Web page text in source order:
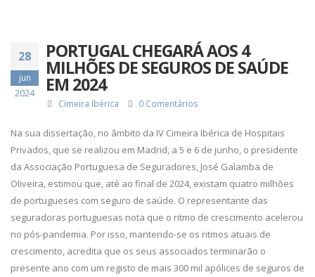
28
jun
2024
PORTUGAL CHEGARÁ AOS 4
MILHÕES DE SEGUROS DE SAÚDE
EM 2024
Cimeira Ibérica 0 Comentários
Na sua dissertação, no âmbito da IV Cimeira Ibérica de Hospitais
Privados, que se realizou em Madrid, a 5 e 6 de junho, o presidente
da Associação Portuguesa de Seguradores, José Galamba de
Oliveira, estimou que, até ao final de 2024, existam quatro milhões
de portugueses com seguro de saúde. O representante das
seguradoras portuguesas nota que o ritmo de crescimento acelerou
no pós-pandemia. Por isso, mantendo-se os ritmos atuais de
crescimento, acredita que os seus associados terminarão o
presente ano com um registo de mais 300 mil apólices de seguros de